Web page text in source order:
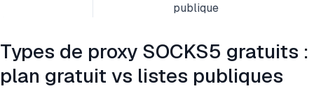
publique
Types de proxy SOCKS5 gratuits :
plan gratuit vs listes publiques